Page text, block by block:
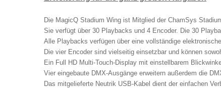
Die MagicQ Stadium Wing ist Mitglied der ChamSys
Sie verfügt über 30 Playbacks und 4 Encoder. Die 30
Alle Playbacks verfügen über eine vollständige
Die vier Encoder sind vielseitig einsetzbar und können
Ein Full HD Multi-Touch-Display mit einstellbarem
Vier eingebaute DMX-Ausgänge erweitern außerdem die
Das mitgelieferte Neutrik USB-Kabel dient der einfachen